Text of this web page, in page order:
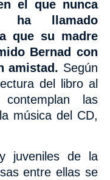
el que nunca
llamado
que su madre
Bernad con
amistad. Según
del libro al
las
música del CD,
juveniles de la
entre ellas se